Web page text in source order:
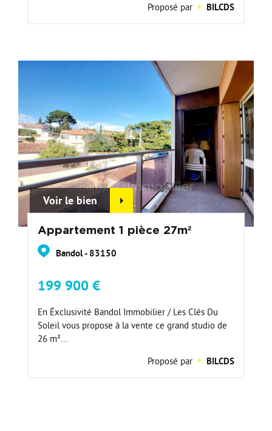
Proposé par
BILCDS
Voir le bien
Appartement 1 pièce 27m²
Bandol - 83150
199 900 €
En Éxclusivité Bandol Immobilier / Les Clés Du
Soleil vous propose à la vente ce grand studio de
26 m²...
Proposé par
BILCDS